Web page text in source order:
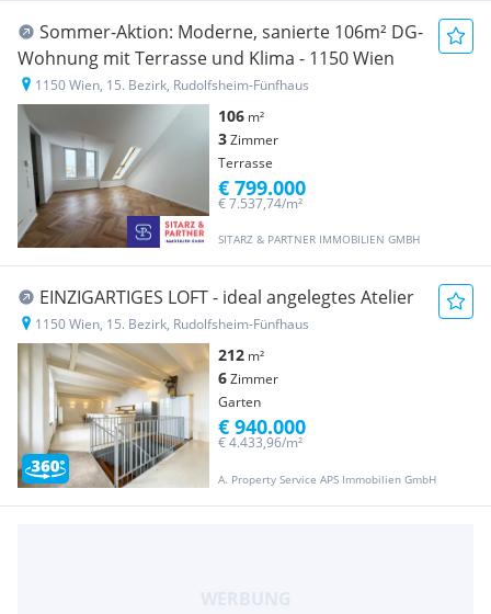
Sommer-Aktion: Moderne, sanierte 106m² DG-
Wohnung mit Terrasse und Klima - 1150 Wien
1150 Wien, 15. Bezirk, Rudolfsheim-Fünfhaus
106 m²
3Zimmer
Terrasse
SITARZ & PARTNER IMMOBILIEN GMBH
€ 7.537,74/m²
€ 799.000
EINZIGARTIGES LOFT - ideal angelegtes Atelier
1150 Wien, 15. Bezirk, Rudolfsheim-Fünfhaus
212 m²
6Zimmer
Garten
A. Property Service APS Immobilien GmbH
€ 4.433,96/m²
€ 940.000